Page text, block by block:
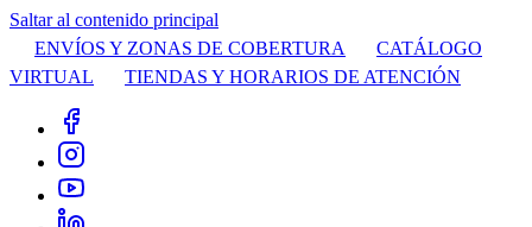
Saltar al contenido principal
ENVÍOS Y ZONAS DE COBERTURA
CATÁLOGO
VIRTUAL
TIENDAS Y HORARIOS DE ATENCIÓN